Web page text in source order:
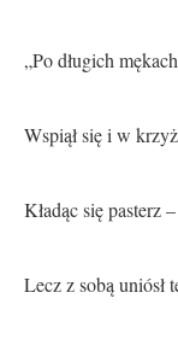
„Po długich
Wspiął się i w
Kładąc się pasterz
Lecz z sobą uniósł